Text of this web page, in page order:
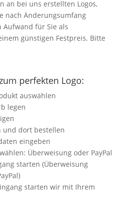
an bei uns erstellten Logos,
nach Änderungsumfang
für Sie als
günstigen Festpreis. Bitte
perfekten Logo:
auswählen
legen
und dort bestellen
eingeben
Überweisung oder PayPal
starten (Überweisung
starten wir mit Ihrem